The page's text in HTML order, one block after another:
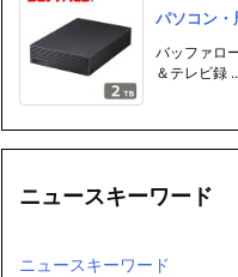
パソコン・
バッファロ
＆テレビ録
ニュースキーワード
ニュースキーワード